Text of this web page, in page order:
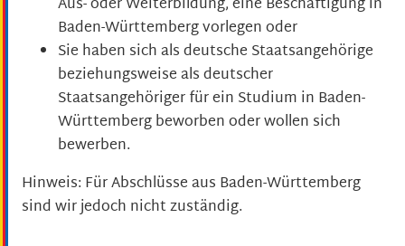
Aus- oder Weiterbildung, eine Beschäftigung in
Baden-Württemberg vorlegen oder
Sie haben sich als deutsche Staatsangehörige
beziehungsweise als deutscher
Staatsangehöriger für ein Studium in Baden-
Württemberg beworben oder wollen sich
bewerben.
Hinweis: Für Abschlüsse aus Baden-Württemberg
sind wir jedoch nicht zuständig.